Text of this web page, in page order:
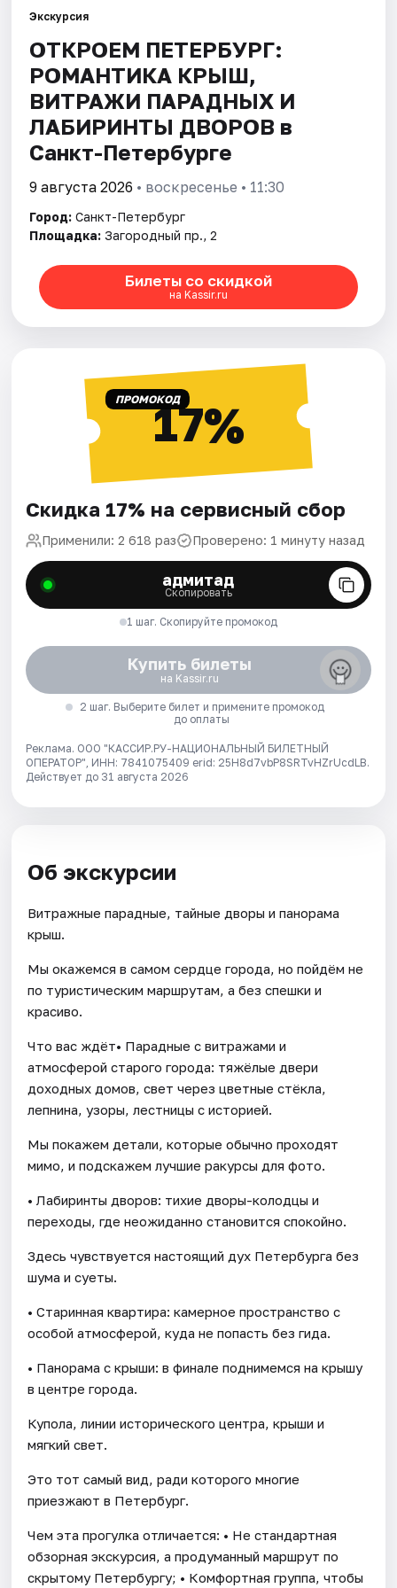
Города
Площадки
Артисты
Экскурсия
ОТКРОЕМ ПЕТЕРБУРГ:
РОМАНТИКА КРЫШ,
ВИТРАЖИ ПАРАДНЫХ И
ЛАБИРИНТЫ ДВОРОВ в
Санкт-Петербурге
9 августа 2026 • воскресенье • 11:30
Город: Санкт-Петербург
Площадка: Загородный пр., 2
Билеты со скидкой
на Kassir.ru
ПРОМОКОД17%
Скидка 17% на сервисный сбор
Применили: 2 618 раз Проверено: 1 минуту назад
адмитад
Скопировать
1 шаг. Скопируйте промокод
Купить билеты
на Kassir.ru
2 шаг. Выберите билет и примените промокод
до оплаты
Реклама. ООО "КАССИР.РУ-НАЦИОНАЛЬНЫЙ БИЛЕТНЫЙ
ОПЕРАТОР", ИНН: 7841075409 erid: 25H8d7vbP8SRTvHZrUcdLB.
Действует до 31 августа 2026
Об экскурсии
Витражные парадные, тайные дворы и панорама
крыш.
Мы окажемся в самом сердце города, но пойдём не
по туристическим маршрутам, а без спешки и
красиво.
Что вас ждёт• Парадные с витражами и
атмосферой старого города: тяжёлые двери
доходных домов, свет через цветные стёкла,
лепнина, узоры, лестницы с историей.
Мы покажем детали, которые обычно проходят
мимо, и подскажем лучшие ракурсы для фото.
• Лабиринты дворов: тихие дворы-колодцы и
переходы, где неожиданно становится спокойно.
Здесь чувствуется настоящий дух Петербурга без
шума и суеты.
• Старинная квартира: камерное пространство с
особой атмосферой, куда не попасть без гида.
• Панорама с крыши: в финале поднимемся на крышу
в центре города.
Купола, линии исторического центра, крыши и
мягкий свет.
Это тот самый вид, ради которого многие
приезжают в Петербург.
Чем эта прогулка отличается: • Не стандартная
обзорная экскурсия, а продуманный маршрут по
скрытому Петербургу; • Комфортная группа, чтобы